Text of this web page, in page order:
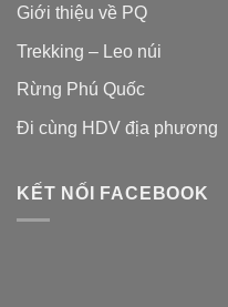
Giới thiệu về PQ
Trekking – Leo núi
Rừng Phú Quốc
Đi cùng HDV địa phương
KẾT NỐI FACEBOOK